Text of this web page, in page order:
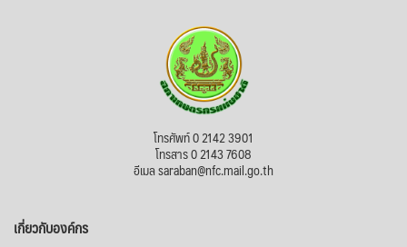
โทรศัพท์ 0 2142 3901
โทรสาร 0 2143 7608
อีเมล saraban@nfc.mail.go.th
เกี่ยวกับองค์กร